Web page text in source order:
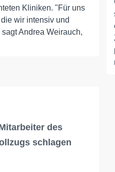
Kliniken. "Für uns
wir intensiv und
Andrea Weirauch,
des
schlagen